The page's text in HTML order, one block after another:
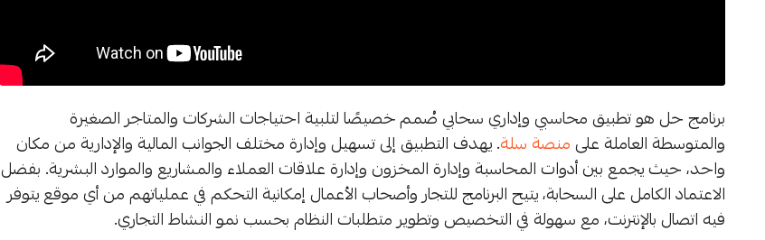
برنامج حل هو تطبيق محاسبي وإداري سحابي صُمم خصيصًا لتلبية احتياجات الشركات والمتاجر الصغيرة
والمتوسطة العاملة علىمنصة سلة. يهدف التطبيق إلى تسهيل وإدارة مختلف الجوانب المالية والإدارية من مكان
واحد، حيث يجمع بين أدوات المحاسبة وإدارة المخزون وإدارة علاقات العملاء والمشاريع والموارد البشرية. بفضل
الاعتماد الكامل على السحابة، يتيح البرنامج للتجار وأصحاب الأعمال إمكانية التحكم في عملياتهم من أي موقع يتوفر
فيه اتصال بالإنترنت، مع سهولة في التخصيص وتطوير متطلبات النظام بحسب نمو النشاط التجاري.